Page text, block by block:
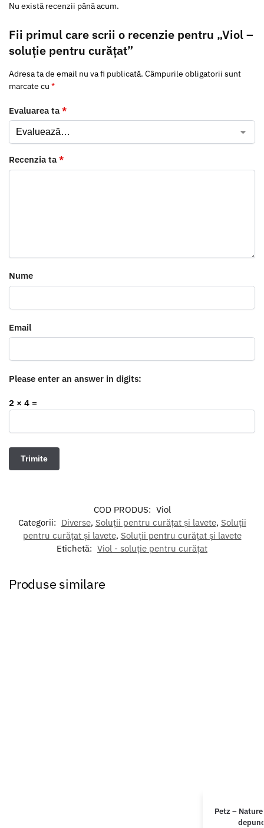
Nu există recenzii până acum.
Fii primul care scrii o recenzie pentru „Viol –
soluție pentru curățat”
Adresa ta de email nu va fi publicată. Câmpurile obligatorii sunt
marcate cu *
Evaluarea ta *
Recenzia ta *
Nume
Email
Please enter an answer in digits:
2 × 4 =
COD PRODUS: Viol
Categorii: Diverse, Soluții pentru curățat și lavete, Soluții
pentru curățat și lavete, Soluții pentru curățat și lavete
Etichetă: Viol - soluție pentru curățat
Produse similare
Petz –